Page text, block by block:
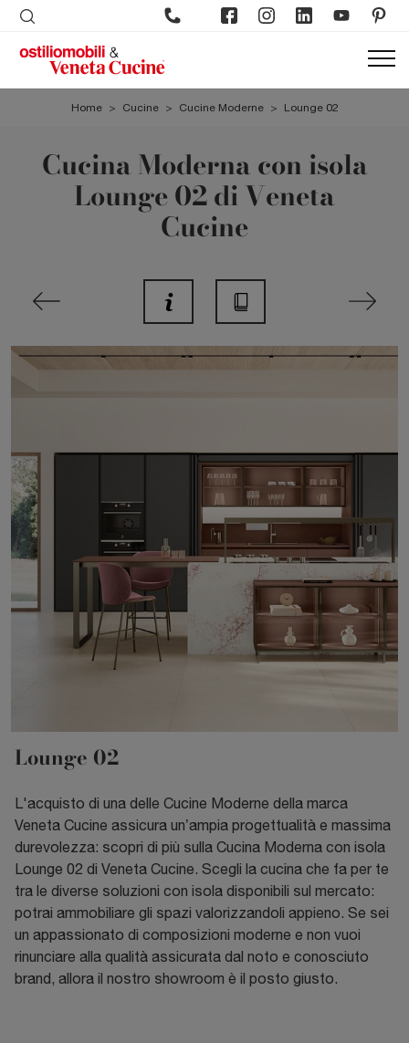
Home > Cucine > Cucine Moderne > Lounge 02
Cucina Moderna con isola
Lounge 02 di Veneta
Cucine
Lounge 02
L'acquisto di una delle Cucine Moderne della marca
Veneta Cucine assicura un’ampia progettualità e massima
durevolezza: scopri di più sulla Cucina Moderna con isola
Lounge 02 di Veneta Cucine. Scegli la cucina che fa per te
tra le diverse soluzioni con isola disponibili sul mercato:
potrai ammobiliare gli spazi valorizzandoli appieno. Se sei
un appassionato di composizioni moderne e non vuoi
rinunciare alla qualità assicurata dal noto e conosciuto
brand, allora il nostro showroom è il posto giusto.